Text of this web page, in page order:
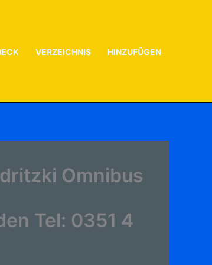
VERZEICHNIS HINZUFÜGEN
Omnibus
Tel: 0351 4